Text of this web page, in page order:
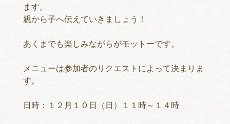
ます。
親から子へ伝えていきましょう！
あくまでも楽しみながらがモットーです。
メニューは参加者のリクエストによって決まりま
す。
日時：１２月１０日（日）１１時～１４時